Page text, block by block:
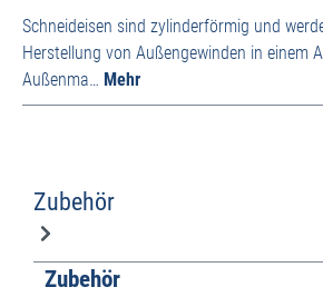
Schneideisen sind zylinderförmig und
Herstellung von Außengewinden in einem
Außenma… Mehr
Zubehör
Produktgalerie überspringen
Zubehör